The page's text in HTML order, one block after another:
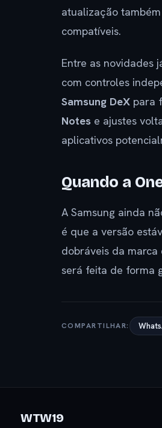
atualização
compatíveis.
Entre as novidades
com controles
Samsung DeX para
Notes e ajustes
aplicativos
Quando a
A Samsung ainda
é que a versão
dobráveis da marca
será feita de forma
COMPARTILHAR:
WTW19